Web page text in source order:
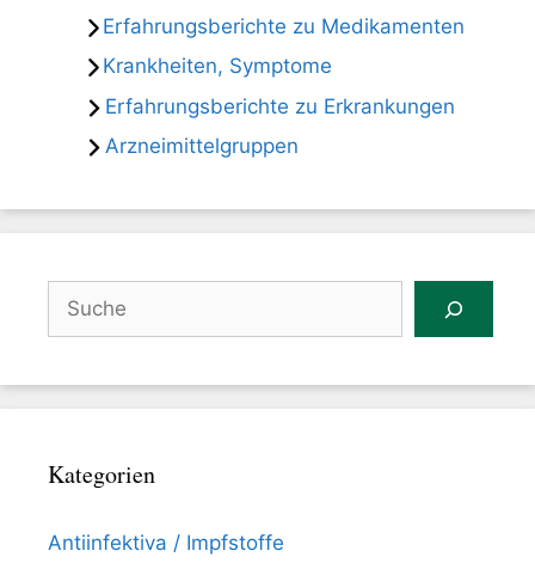
Erfahrungsberichte zu Medikamenten
Krankheiten, Symptome
Erfahrungsberichte zu Erkrankungen
Arzneimittelgruppen
Suchen
Kategorien
Antiinfektiva / Impfstoffe